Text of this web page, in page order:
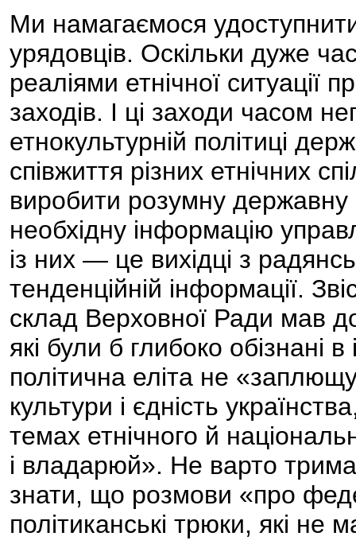
Ми намагаємося
урядовців. Оскільки дуже
реаліями етнічної ситуації
заходів. І ці заходи часом
етнокультурній політиці
співжиття різних етнічних
виробити розумну державну
необхідну інформацію
із них — це вихідці з
тенденційній інформації.
склад Верховної Ради мав
які були б глибоко обізнані
політична еліта не
культури і єдність
темах етнічного й
і владарюй». Не варто
знати, що розмови «про
політиканські трюки, які не